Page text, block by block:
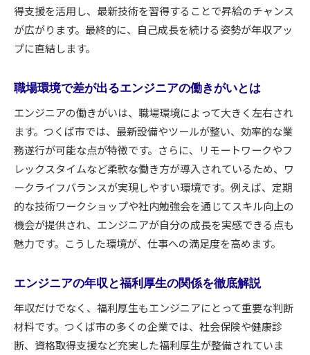
得支援を活用し、最新技術を習得することで昇給のチャンス
が広がります。最終的に、自己成長を続ける姿勢が年収アッ
プに直結します。
職場環境で差が出るエンジニアの働きがいとは
エンジニアの働きがいは、職場環境によって大きく左右され
ます。つくば市では、最新設備やツールが整い、効率的な業
務遂行が可能な点が特徴です。さらに、リモートワークやフ
レックスタイムなど柔軟な働き方が導入されているため、ワ
ークライフバランスが実現しやすい環境です。例えば、定期
的な技術ワークショップや社内勉強会を通じてスキル向上の
機会が提供され、エンジニアが自分の成長を実感できる点も
魅力です。こうした環境が、仕事への満足度を高めます。
エンジニアの年収と福利厚生の関係を徹底解説
年収だけでなく、福利厚生もエンジニアにとって重要な判断
材料です。つくば市の多くの企業では、社会保険や健康診
断、資格取得支援など充実した福利厚生が整備されていま